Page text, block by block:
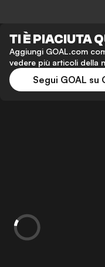
TI È PIACIUTA
Aggiungi GOAL.com
vedere più articoli della
Segui GOAL su